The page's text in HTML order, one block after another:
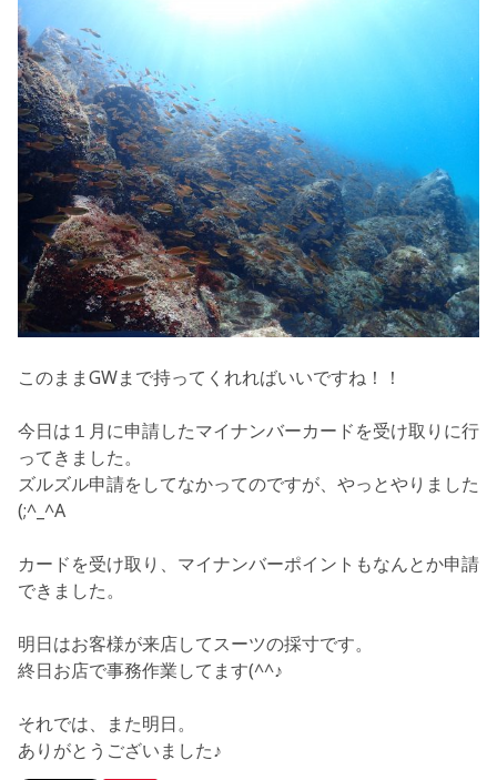
このままGWまで持ってくれればいいですね！！
今日は１月に申請したマイナンバーカードを受け取りに行
ってきました。
ズルズル申請をしてなかってのですが、やっとやりました
(;^_^A
カードを受け取り、マイナンバーポイントもなんとか申請
できました。
明日はお客様が来店してスーツの採寸です。
終日お店で事務作業してます(^^♪
それでは、また明日。
ありがとうございました♪